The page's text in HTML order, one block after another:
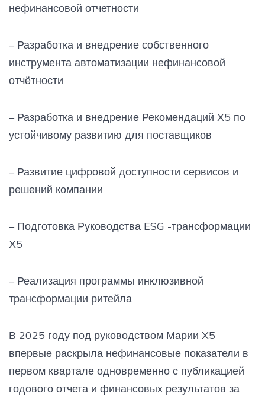
нефинансовой отчетности
– Разработка и внедрение собственного
инструмента автоматизации нефинансовой
отчётности
– Разработка и внедрение Рекомендаций Х5 по
устойчивому развитию для поставщиков
– Развитие цифровой доступности сервисов и
решений компании
– Подготовка Руководства ESG -трансформации
Х5
– Реализация программы инклюзивной
трансформации ритейла
В 2025 году под руководством Марии X5
впервые раскрыла нефинансовые показатели в
первом квартале одновременно с публикацией
годового отчета и финансовых результатов за